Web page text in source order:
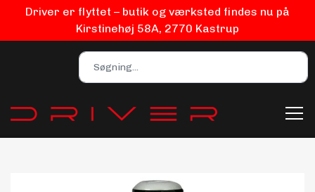
Driver er flyttet – butik og værksted findes nu på
Kirstinehøj 58A, 2770 Kastrup
Bilpleje